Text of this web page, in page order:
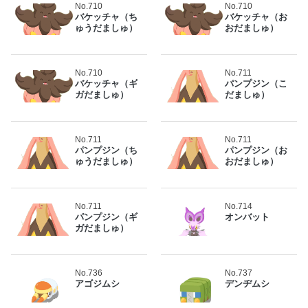
No.710
バケッチャ（ち
ゅうだましゅ）
No.710
バケッチャ（お
おだましゅ）
No.710
バケッチャ（ギ
ガだましゅ）
No.711
パンプジン（こ
だましゅ）
No.711
パンプジン（ち
ゅうだましゅ）
No.711
パンプジン（お
おだましゅ）
No.711
パンプジン（ギ
ガだましゅ）
No.714
オンバット
No.736
アゴジムシ
No.737
デンヂムシ